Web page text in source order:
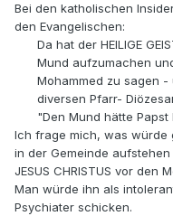
Bei den katholischen
den Evangelischen:
Da hat der HEILIGE
Mund aufzumachen
Mohammed zu sagen
diversen Pfarr-
"Den Mund hätte
Ich frage mich, was
in der Gemeinde
JESUS CHRISTUS vor den
Man würde ihn als
Psychiater schicken.